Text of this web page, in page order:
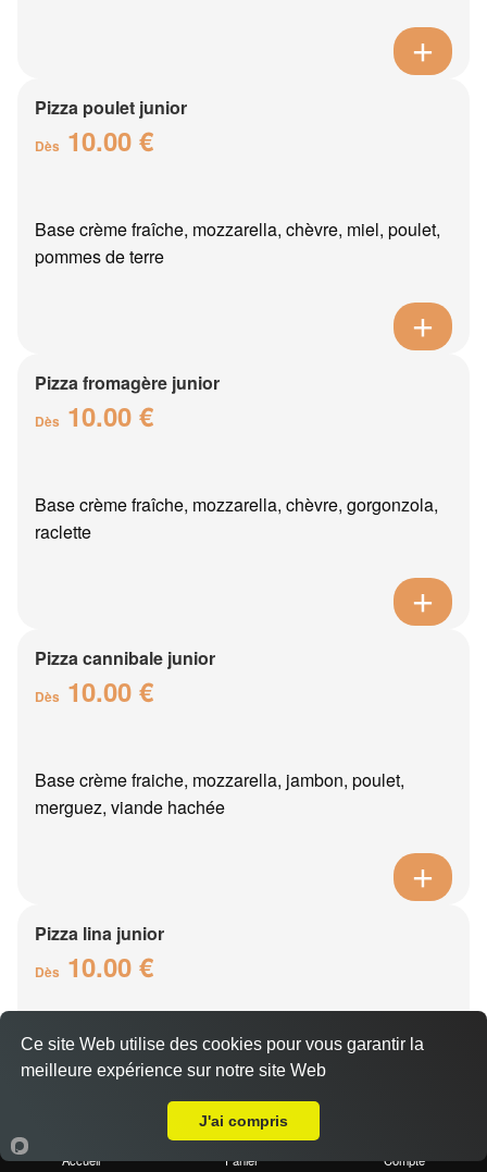
Pizza poulet junior
Dès 10.00 €
Base crème fraîche, mozzarella, chèvre, miel, poulet,
pommes de terre
Pizza fromagère junior
Dès 10.00 €
Base crème fraîche, mozzarella, chèvre, gorgonzola,
raclette
Pizza cannibale junior
Dès 10.00 €
Base crème fraiche, mozzarella, jambon, poulet,
merguez, viande hachée
Pizza lina junior
Dès 10.00 €
Base crème fraîche, mozzarella, boursin, thon, oeuf,
oignons
Accueil Panier Compte
Ce site Web utilise des cookies pour vous garantir la
meilleure expérience sur notre site Web
J'ai compris